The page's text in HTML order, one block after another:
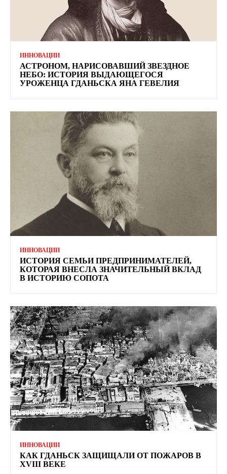
ИННОВАЦИИ
АСТРОНОМ, НАРИСОВАВШИЙ ЗВЕЗДНОЕ
НЕБО: ИСТОРИЯ ВЫДАЮЩЕГОСЯ
УРОЖЕНЦА ГДАНЬСКА ЯНА ГЕВЕЛИЯ
ИННОВАЦИИ
ИСТОРИЯ СЕМЬИ ПРЕДПРИНИМАТЕЛЕЙ,
КОТОРАЯ ВНЕСЛА ЗНАЧИТЕЛЬНЫЙ ВКЛАД
В ИСТОРИЮ СОПОТА
ИННОВАЦИИ
КАК ГДАНЬСК ЗАЩИЩАЛИ ОТ ПОЖАРОВ В
XVIII ВЕКЕ